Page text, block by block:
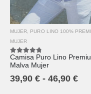
MUJER
PURO LINO 100%
MUJER
4.67out of 5
Camisa Puro Lino
Malva Mujer
39,90 € - 46,90 €